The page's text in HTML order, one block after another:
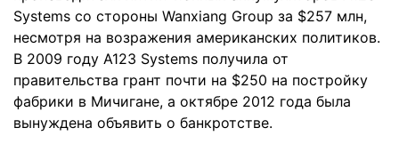
Systems со стороны Wanxiang Group за $257 млн,
несмотря на возражения американских политиков.
В 2009 году A123 Systems получила от
правительства грант почти на $250 на постройку
фабрики в Мичигане, а октябре 2012 года была
вынуждена объявить о банкротстве.